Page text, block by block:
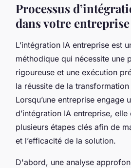
Processus
dans votre entreprise
L’intégration IA entreprise est
méthodique qui nécessite une
rigoureuse et une exécution
la réussite de la
Lorsqu’une entreprise engage
d’intégration IA entreprise,
plusieurs étapes clés afin de
et l’efficacité de la solution.
D'abord, une analyse